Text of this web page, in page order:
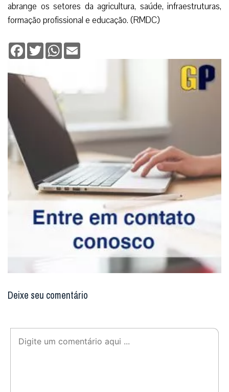
abrange os setores da agricultura, saúde, infraestruturas,
formação profissional e educação. (RMDC)
Facebook
TwitterWhatsApp
Deixe seu comentário